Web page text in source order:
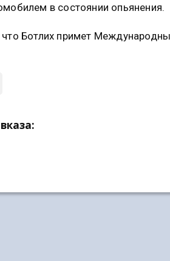
в состоянии опьянения.
что Ботлих примет